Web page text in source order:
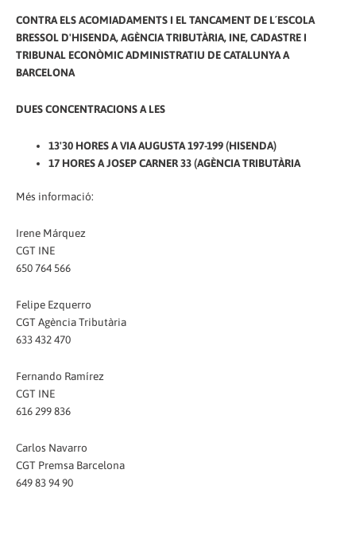
CONTRA ELS ACOMIADAMENTS I EL TANCAMENT DE L´ESCOLA
BRESSOL D'HISENDA, AGÈNCIA TRIBUTÀRIA, INE, CADASTRE I
TRIBUNAL ECONÒMIC ADMINISTRATIU DE CATALUNYA A
BARCELONA
DUES CONCENTRACIONS A LES
13'30 HORES A VIA AUGUSTA 197-199 (HISENDA)
17 HORES A JOSEP CARNER 33 (AGÈNCIA TRIBUTÀRIA
Més informació:
Irene Márquez
CGT INE
650 764 566
Felipe Ezquerro
CGT Agència Tributària
633 432 470
Fernando Ramírez
CGT INE
616 299 836
Carlos Navarro
CGT Premsa Barcelona
649 83 94 90